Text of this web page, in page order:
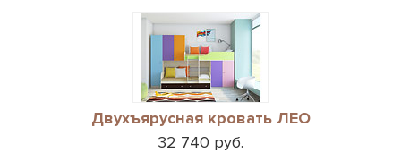
Двухъярусная кровать ЛЕО
32 740 руб.